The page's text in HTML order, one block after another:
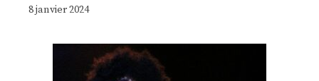
8 janvier 2024